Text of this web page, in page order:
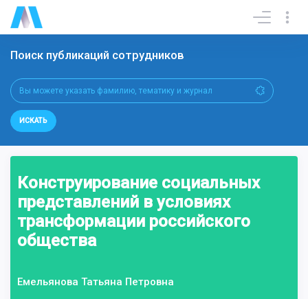
Поиск публикаций сотрудников
ИСКАТЬ
Конструирование социальных
представлений в условиях
трансформации российского
общества
Емельянова Татьяна Петровна